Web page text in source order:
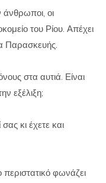
άνθρωποι, οι
του Ρίου. Απέχει
Παρασκευής.
στα αυτιά. Είναι
εξέλιξη;
κι έχετε και
φωνάζει